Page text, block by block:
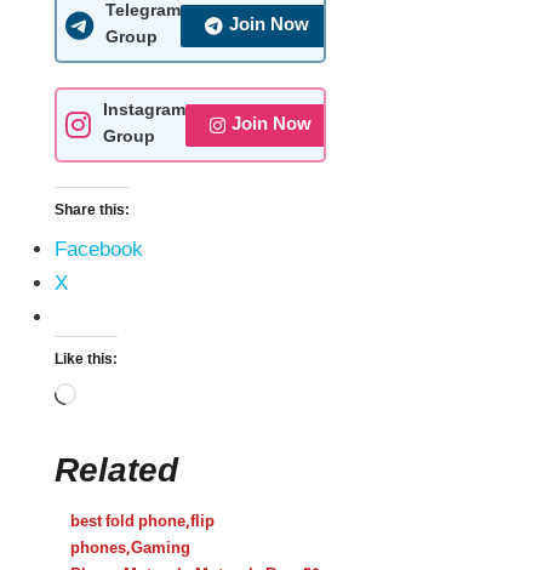
Telegram
Group
Join Now
Instagram
Group
Join Now
Share this:
Facebook
X
Like this:
Related
best fold phone,flip
phones,Gaming